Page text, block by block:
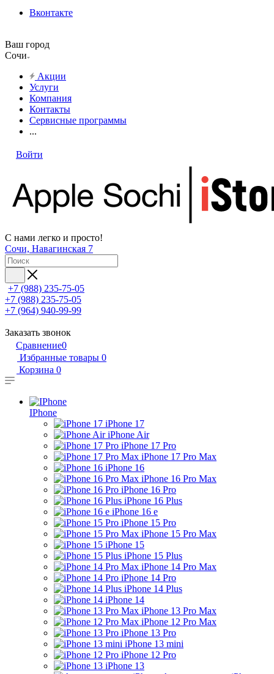
Вконтакте
Ваш город
Сочи
Акции
Услуги
Компания
Контакты
Сервисные программы
...
Войти
С нами легко и просто!
Сочи, Навагинская 7
+7 (988) 235-75-05
+7 (988) 235-75-05
+7 (964) 940-99-99
Заказать звонок
Сравнение0
Избранные товары 0
Корзина 0
IPhone
iPhone 17
iPhone Air
iPhone 17 Pro
iPhone 17 Pro Max
iPhone 16
iPhone 16 Pro Max
iPhone 16 Pro
iPhone 16 Plus
iPhone 16 e
iPhone 15 Pro
iPhone 15 Pro Max
iPhone 15
iPhone 15 Plus
iPhone 14 Pro Max
iPhone 14 Pro
iPhone 14 Plus
iPhone 14
iPhone 13 Pro Max
iPhone 12 Pro Max
iPhone 13 Pro
iPhone 13 mini
iPhone 12 Pro
iPhone 13